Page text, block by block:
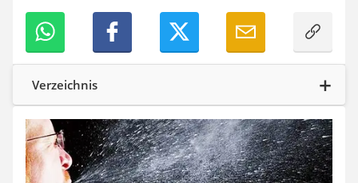
Wischmopp
Beschriftungsgerät
Trinkflasche
Thermokanne
Elektrische Pfeffermühle
Waschsauger
Geflügelschere
SUP-Board
Ferngesteuertes Auto
Subwoofer
Verzeichnis